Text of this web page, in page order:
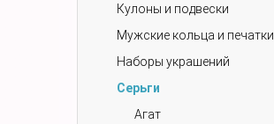
Кулоны и подвески
Мужские кольца и печатки
Наборы украшений
Серьги
Агат